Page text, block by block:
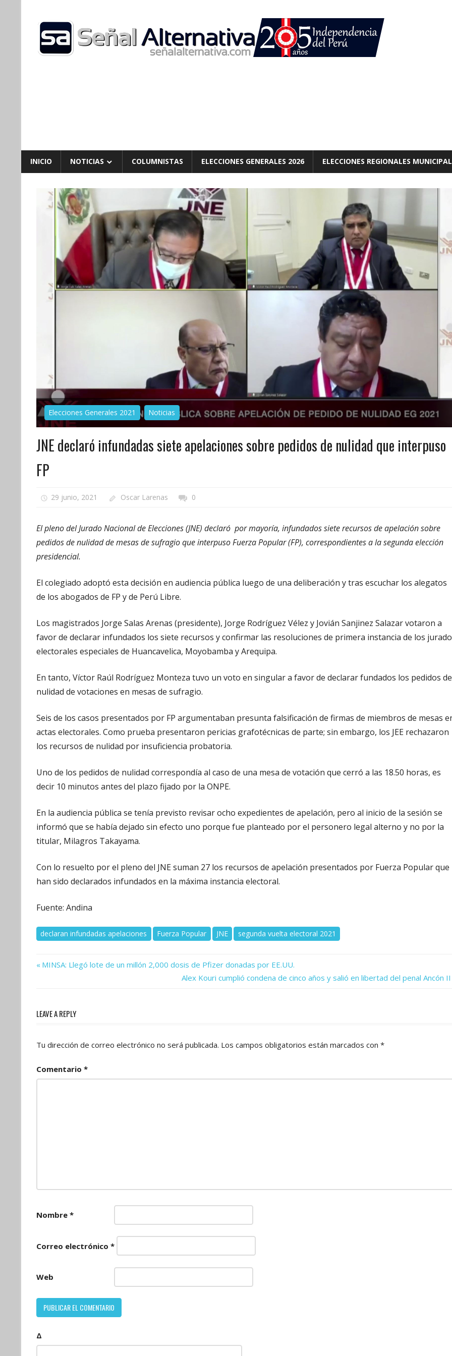
content
INICIO NOTICIAS COLUMNISTAS ELECCIONES GENERALES 2026 ELECCIONES REGIONALES
Elecciones Generales 2021 Noticias
JNE declaró infundadas siete apelaciones sobre pedidos de nulidad que interpuso
FP
29 junio, 2021 Oscar Larenas 0
El pleno del Jurado Nacional de Elecciones (JNE) declaró por mayoría, infundados siete recursos de apelación sobre
pedidos de nulidad de mesas de sufragio que interpuso Fuerza Popular (FP), correspondientes a la segunda elección
presidencial.
El colegiado adoptó esta decisión en audiencia pública luego de una deliberación y tras escuchar los alegatos
de los abogados de FP y de Perú Libre.
Los magistrados Jorge Salas Arenas (presidente), Jorge Rodríguez Vélez y Jovián Sanjinez Salazar votaron a
favor de declarar infundados los siete recursos y confirmar las resoluciones de primera instancia de los
electorales especiales de Huancavelica, Moyobamba y Arequipa.
En tanto, Víctor Raúl Rodríguez Monteza tuvo un voto en singular a favor de declarar fundados los pedidos de
nulidad de votaciones en mesas de sufragio.
Seis de los casos presentados por FP argumentaban presunta falsificación de firmas de miembros de mesas
actas electorales. Como prueba presentaron pericias grafotécnicas de parte; sin embargo, los JEE rechazaron
los recursos de nulidad por insuficiencia probatoria.
Uno de los pedidos de nulidad correspondía al caso de una mesa de votación que cerró a las 18.50 horas, es
decir 10 minutos antes del plazo fijado por la ONPE.
En la audiencia pública se tenía previsto revisar ocho expedientes de apelación, pero al inicio de la sesión se
informó que se había dejado sin efecto uno porque fue planteado por el personero legal alterno y no por la
titular, Milagros Takayama.
Con lo resuelto por el pleno del JNE suman 27 los recursos de apelación presentados por Fuerza Popular que
han sido declarados infundados en la máxima instancia electoral.
Fuente: Andina
declaran infundadas apelaciones Fuerza Popular JNE segunda vuelta electoral 2021
Navegación
Previous
MINSA: Llegó lote de un millón 2,000 dosis de Pfizer donadas por EE.UU.
Next
Alex Kouri cumplió condena de cinco años y salió en libertad del penal Ancón II
LEAVE A REPLY
Tu dirección de correo electrónico no será publicada. Los campos obligatorios están marcados con *
Comentario *
Nombre *
Correo electrónico *
Web
Δ